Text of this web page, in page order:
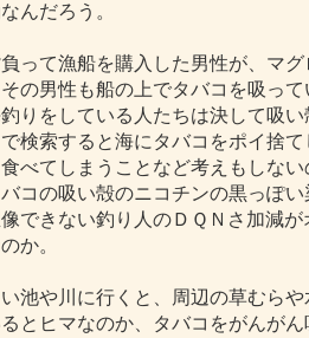
んだろう。
って漁船を購入した男性が、マ
の男性も船の上でタバコを吸っ
りをしている人たちは決して吸
検索すると海にタバコをポイ捨
べてしまうことなど考えもしな
コの吸い殻のニコチンの黒っぽ
できない釣り人のＤＱＮさ加減
か。
池や川に行くと、周辺の草むら
とヒマなのか、タバコをがんが